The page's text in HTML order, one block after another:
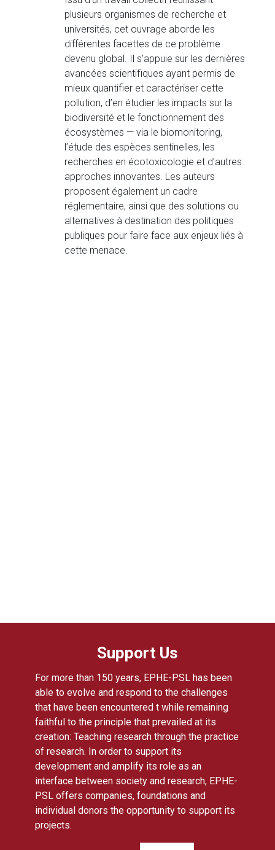
plusieurs organismes de recherche et
universités, cet ouvrage aborde les
différentes facettes de ce problème
devenu global. Il s’appuie sur les dernières
avancées scientifiques ayant permis de
mieux quantifier et caractériser cette
pollution, d’en étudier les impacts sur la
biodiversité et le fonctionnement des
écosystèmes — via le biomonitoring,
l’étude des espèces sentinelles, les
recherches en écotoxicologie et d’autres
approches innovantes. Les auteurs
proposent également un cadre
réglementaire, ainsi que des solutions ou
alternatives à destination des politiques
publiques pour faire face aux enjeux liés à
cette menace.
Support Us
For more than 150 years, EPHE-PSL has been
able to evolve and respond to the challenges
that have been encountered t while remaining
faithful to the principle that prevailed at its
creation: Teaching research through the practice
of research. In order to support its
development and amplify its role as an
interface between society and research, EPHE-
PSL offers companies, foundations and
individual donors the opportunity to support its
projects.